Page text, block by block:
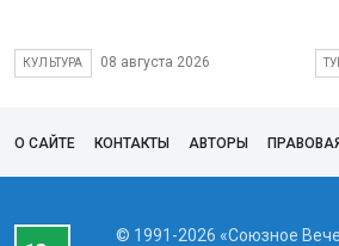
КУЛЬТУРА 08 августа 2026
О САЙТЕ КОНТАКТЫ АВТОРЫ
© 1991-2026 «Союзное